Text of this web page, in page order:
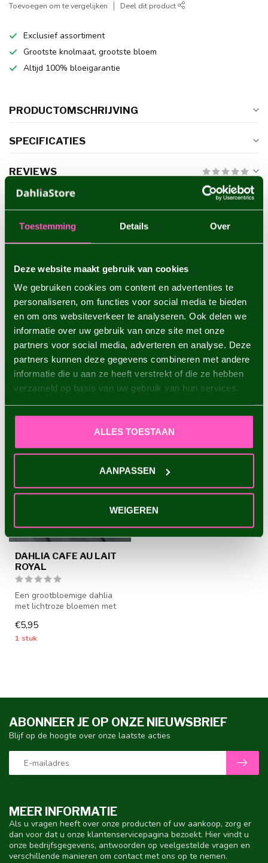
Toestemming Details Over
Deze website maakt gebruik van cookies
We gebruiken cookies om content en advertenties te
personaliseren, om functies voor social media te bieden
en om ons websiteverkeer te analyseren. Ook delen we
informatie over uw gebruik van onze site met onze
partners voor social media, adverteren en analyse. Deze
partners kunnen deze gegevens combineren met andere
informatie die u aan ze heeft verstrekt of die ze hebben
verzameld op basis van uw gebruik van hun services.
ALLES TOESTAAN
AANPASSEN
WEIGEREN
Toevoegen om te vergelijken Deel dit product
Exclusief assortiment
Grootste knolmaat, grootste bloem
Altijd 100% bloeigarantie
PRODUCTOMSCHRIJVING
SPECIFICATIES
REVIEWS
GERELATEERDE PRODUCTEN
Dahlia Cafe au Lait
Dahlia Lavender Perfection €4,95
RECENT BEKEKEN
DAHLIA CAFE AU LAIT
ROYAL
Een grootbloemige dahlia
met lichtroze bloemen met
€5,95
1 stuk
MEER INFORMATIE
Als u vragen heeft over onze producten of uw aankoop, zorg er
dan voor dat u onze klantenservicepagina bezoekt. Hier vindt u
onze bedrijfsgegevens, antwoorden op veelgestelde vragen en
verschillende manieren om contact met ons op te nemen.
ABONNEER JE OP ONZE NIEUWSBRIEF
Blijf op de hoogte over onze laatste acties